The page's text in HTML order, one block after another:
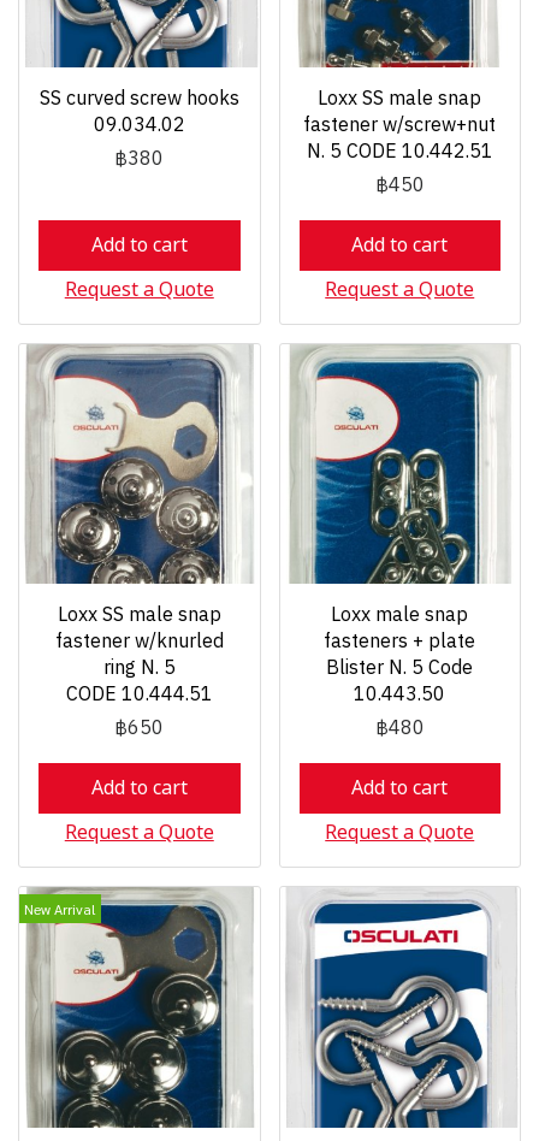
SS curved screw hooks
09.034.02
฿380
Add to cart
Request a Quote
Loxx SS male snap
fastener w/screw+nut
N. 5 CODE 10.442.51
฿450
Add to cart
Request a Quote
Loxx SS male snap
fastener w/knurled
ring N. 5
CODE 10.444.51
฿650
Add to cart
Request a Quote
Loxx male snap
fasteners + plate
Blister N. 5 Code
10.443.50
฿480
Add to cart
Request a Quote
New Arrival